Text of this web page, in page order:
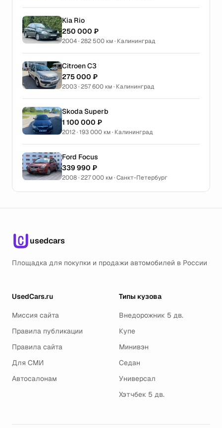
Kia Rio
250 000 ₽
2004 · 282 500 км · Калининград
Citroen C3
275 000 ₽
2003 · 257 600 км · Калининград
Skoda Superb
1 100 000 ₽
2012 · 193 000 км · Калининград
Ford Focus
339 990 ₽
2008 · 227 000 км · Санкт-Петербург
usedcars
Площадка для покупки и продажи автомобилей в России
UsedCars.ru
Миссия сайта
Правила публикации
Правила сайта
Для СМИ
Автосалонам
Типы кузова
Внедорожник 5 дв.
Купе
Минивэн
Седан
Универсал
Хэтчбек 5 дв.